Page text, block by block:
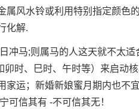
属风水铃或利用特别指定颜色
化解.
冲马;则属马的人这天就不太
时、巳时、午时等）来启动
家运；新婚新娘蜜月期内也不
可信其有 -不可信其无！